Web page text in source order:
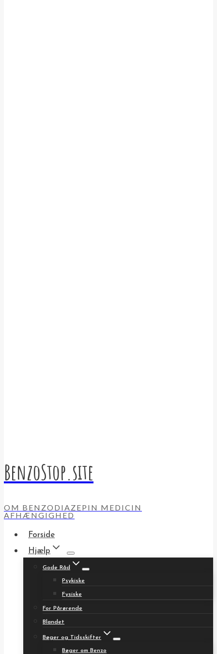
BenzoStop.site
OM BENZODIAZEPIN MEDICIN
AFHÆNGIGHED
Forside
Hjælp
Gode Råd
Psykiske
Fysiske
For Pårørende
Blandet
Bøger og Tidsskifter
Bøger om Benzo